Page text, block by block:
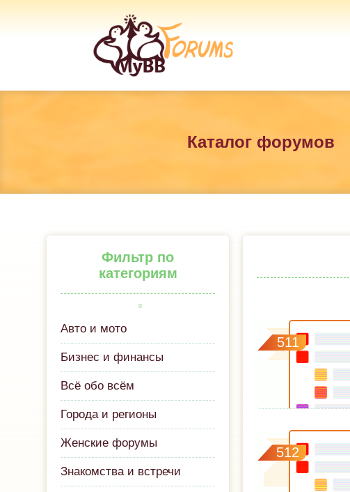
Каталог форумов
Фильтр по
категориям
Авто и мото
Бизнес и финансы
Всё обо всём
Города и регионы
Женские форумы
Знакомства и встречи
511
512